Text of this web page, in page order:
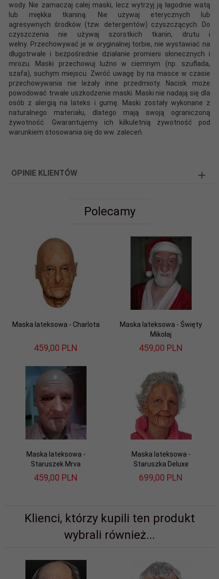
wody. Nie zamaczaj całej maski, lecz wytrzyj ją łagodnie watą
lub miękka tkaniną. Nie używaj eterycznych lub
agresywnych środków (tzw. detergentów) czyszczących. Do
czyszczenia nie używaj szorstkich tkanin, drutu i
wełny. Przechowywać je w oryginalnej torbie, nie wystawiać na
długotrwałe i bezpośrednie działanie promieni słonecznych i
mrozu. Maski przechowuj luźno w ciemnym (np. szuflada,
szafa), suchym miejscu. Zwróć uwagę by na masce w czasie
przechowywania nie leżały inne przedmioty. Nacisk może
powodować trwałe uszkodzenie maski. Maski nie nadają się dla
osób z alergią na lateks i gumę. Maski zostały wykonane z
naturalnego materiału, dlatego mają swoją ograniczoną
żywotność. Gwarantujemy ich kilkuletnią żywotność pod
warunkiem stosowania się do ww. zaleceń.
OPINIE KLIENTÓW
Polecamy
Maska lateksowa - Charlota
459,00 PLN
Maska lateksowa - Święty
Mikołaj
459,00 PLN
Maska lateksowa -
Staruszek Mrva
459,00 PLN
Maska lateksowa -
Staruszka Deluxe
699,00 PLN
Klienci, którzy kupili ten produkt
wybrali również...